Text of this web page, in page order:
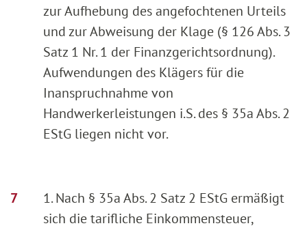
zur Aufhebung des angefochtenen Urteils
und zur Abweisung der Klage (§ 126 Abs. 3
Satz 1 Nr. 1 der Finanzgerichtsordnung).
Aufwendungen des Klägers für die
Inanspruchnahme von
Handwerkerleistungen i.S. des § 35a Abs. 2
EStG liegen nicht vor.
1. Nach § 35a Abs. 2 Satz 2 EStG ermäßigt
sich die tarifliche Einkommensteuer,